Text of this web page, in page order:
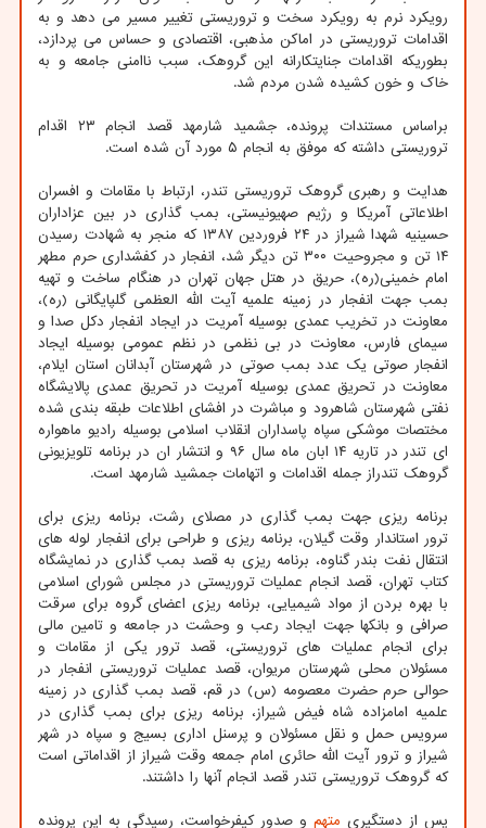
رویکرد نرم به رویکرد سخت و تروریستی تغییر مسیر می دهد و به
اقدامات تروریستی در اماکن مذهبی، اقتصادی و حساس می پردازد،
بطوریکه اقدامات جنایتکارانه این گروهک، سبب ناامنی جامعه و به
خاک و خون کشیده شدن مردم شد.
براساس مستندات پرونده، جشمید شارمهد قصد انجام ۲۳ اقدام
تروریستی داشته که موفق به انجام ۵ مورد آن شده است.
هدایت و رهبری گروهک تروریستی تندر، ارتباط با مقامات و افسران
اطلاعاتی آمریکا و رژیم صهیونیستی، بمب گذاری در بین عزاداران
حسینیه شهدا شیراز در ۲۴ فروردین ۱۳۸۷ که منجر به شهادت رسیدن
۱۴ تن و مجروحیت ۳۰۰ تن دیگر شد، انفجار در کفشداری حرم مطهر
امام خمینی(ره)، حریق در هتل جهان تهران در هنگام ساخت و تهیه
بمب جهت انفجار در زمینه علمیه آیت الله العظمی گلپایگانی (ره)،
معاونت در تخریب عمدی بوسیله آمریت در ایجاد انفجار دکل صدا و
سیمای فارس، معاونت در بی نظمی در نظم عمومی بوسیله ایجاد
انفجار صوتی یک عدد بمب صوتی در شهرستان آبدانان استان ایلام،
معاونت در تحریق عمدی بوسیله آمریت در تحریق عمدی پالایشگاه
نفتی شهرستان شاهرود و مباشرت در افشای اطلاعات طبقه بندی شده
مختصات موشکی سپاه پاسداران انقلاب اسلامی بوسیله رادیو ماهواره
ای تندر در تاریه ۱۴ ابان ماه سال ۹۶ و انتشار ان در برنامه تلویزیونی
گروهک تندراز جمله اقدامات و اتهامات جمشید شارمهد است.
برنامه ریزی جهت بمب گذاری در مصلای رشت، برنامه ریزی برای
ترور استاندار وقت گیلان، برنامه ریزی و طراحی برای انفجار لوله های
انتقال نفت بندر گناوه، برنامه ریزی به قصد بمب گذاری در نمایشگاه
کتاب تهران، قصد انجام عملیات تروریستی در مجلس شورای اسلامی
با بهره بردن از مواد شیمیایی، برنامه ریزی اعضای گروه برای سرقت
صرافی و بانکها جهت ایجاد رعب و وحشت در جامعه و تامین مالی
برای انجام عملیات های تروریستی، قصد ترور یکی از مقامات و
مسئولان محلی شهرستان مریوان، قصد عملیات تروریستی انفجار در
حوالی حرم حضرت معصومه (س) در قم، قصد بمب گذاری در زمینه
علمیه امامزاده شاه فیض شیراز، برنامه ریزی برای بمب گذاری در
سرویس حمل و نقل مسئولان و پرسنل اداری بسیج و سپاه در شهر
شیراز و ترور آیت الله حائری امام جمعه وقت شیراز از اقداماتی است
که گروهک تروریستی تندر قصد انجام آنها را داشتند.
پس از دستگیری متهم و صدور کیفرخواست، رسیدگی به این پرونده